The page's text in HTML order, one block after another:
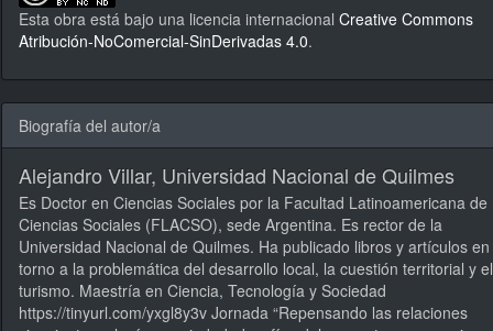
Esta obra está bajo una licencia internacionalCreative Commons
Atribución-NoComercial-SinDerivadas 4.0.
Biografía del autor/a
Alejandro Villar, Universidad Nacional de Quilmes
Es Doctor en Ciencias Sociales por la Facultad Latinoamericana de
Ciencias Sociales (FLACSO), sede Argentina. Es rector de la
Universidad Nacional de Quilmes. Ha publicado libros y artículos en
torno a la problemática del desarrollo local, la cuestión territorial y el
turismo. Maestría en Ciencia, Tecnología y Sociedad
https://tinyurl.com/yxgl8y3v Jornada “Repensando las relaciones